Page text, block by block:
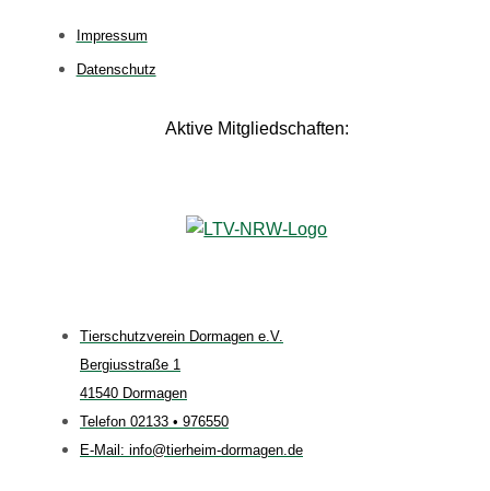
Impressum
Datenschutz
Aktive Mitgliedschaften:
Tierschutzverein Dormagen e.V.
Bergiusstraße 1
41540 Dormagen
Telefon 02133 • 976550
E-Mail: info@tierheim-dormagen.de